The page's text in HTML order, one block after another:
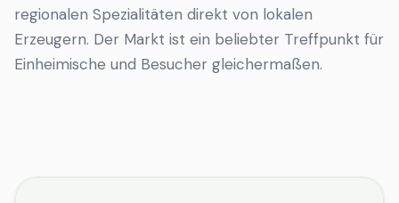
regionalen Spezialitäten direkt von lokalen
Erzeugern. Der Markt ist ein beliebter Treffpunkt für
Einheimische und Besucher gleichermaßen.